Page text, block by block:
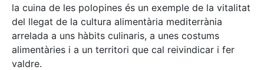
la cuina de les polopines és un exemple de la vitalitat
del llegat de la cultura alimentària mediterrània
arrelada a uns hàbits culinaris, a unes costums
alimentàries i a un territori que cal reivindicar i fer
valdre.